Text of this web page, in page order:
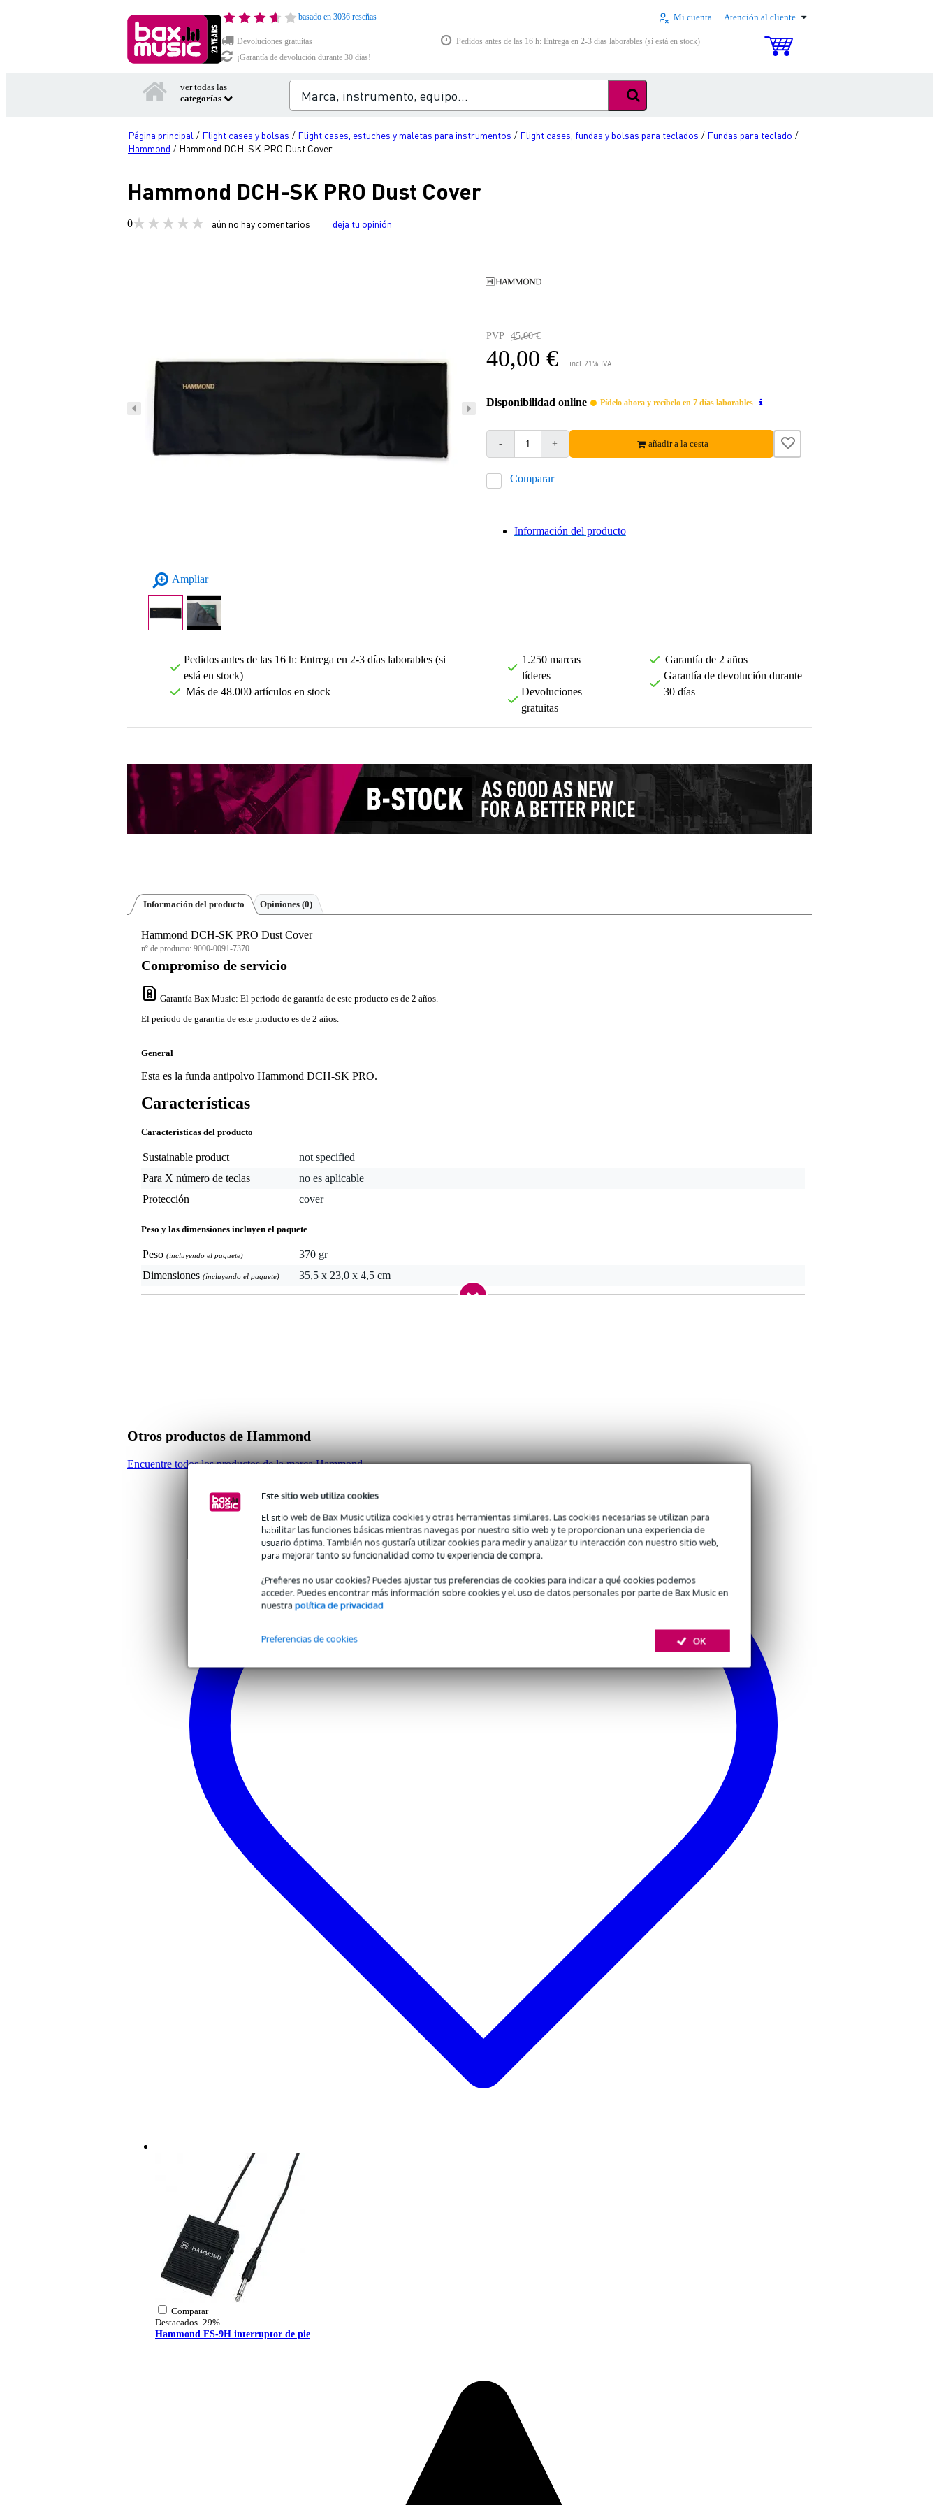
Este sitio web utiliza cookies
El sitio web de Bax Music utiliza cookies y otras herramientas similares. Las cookies necesarias se utilizan para
habilitar las funciones básicas mientras navegas por nuestro sitio web y te proporcionan una experiencia de
usuario óptima. También nos gustaría utilizar cookies para medir y analizar tu interacción con nuestro sitio web,
para mejorar tanto su funcionalidad como tu experiencia de compra.
¿Prefieres no usar cookies? Puedes ajustar tus preferencias de cookies para indicar a qué cookies podemos
acceder. Puedes encontrar más información sobre cookies y el uso de datos personales por parte de Bax Music en
nuestra política de privacidad
OK
Preferencias de cookies
basado en 3036 reseñas Mi cuenta Atención al cliente
Devoluciones gratuitas
Pedidos antes de las 16 h: Entrega en 2-3 días laborables (si está en stock)
¡Garantía de devolución durante 30 días!
ver todas las
categorías
Página principal / Flight cases y bolsas / Flight cases, estuches y maletas para instrumentos / Flight cases, fundas y bolsas para teclados / Fundas para teclado /
Hammond / Hammond DCH-SK PRO Dust Cover
Hammond DCH-SK PRO Dust Cover
0 aún no hay comentarios deja tu opinión
Ampliar
PVP 45,00 €
40,00 € incl. 21% IVA
Disponibilidad online Pídelo ahora y recíbelo en 7 días laborables
- + añadir a la cesta
Comparar
Información del producto
Pedidos antes de las 16 h: Entrega en 2-3 días laborables (si
está en stock)
Más de 48.000 artículos en stock
1.250 marcas
líderes
Devoluciones
gratuitas
Garantía de 2 años
Garantía de devolución durante
30 días
Información del producto Opiniones (0)
Hammond DCH-SK PRO Dust Cover
nº de producto: 9000-0091-7370
Compromiso de servicio
Garantía Bax Music: El periodo de garantía de este producto es de 2 años.
El periodo de garantía de este producto es de 2 años.
General
Esta es la funda antipolvo Hammond DCH-SK PRO.
Características
Características del producto
Sustainable product
not specified
Para X número de teclas
no es aplicable
Protección
cover
Peso y las dimensiones incluyen el paquete
Peso (incluyendo el paquete)
370 gr
Dimensiones (incluyendo el paquete) 35,5 x 23,0 x 4,5 cm
Otros productos de Hammond
Encuentre todos los productos de la marca Hammond
Comparar
Destacados -29%
Hammond FS-9H interruptor de pie